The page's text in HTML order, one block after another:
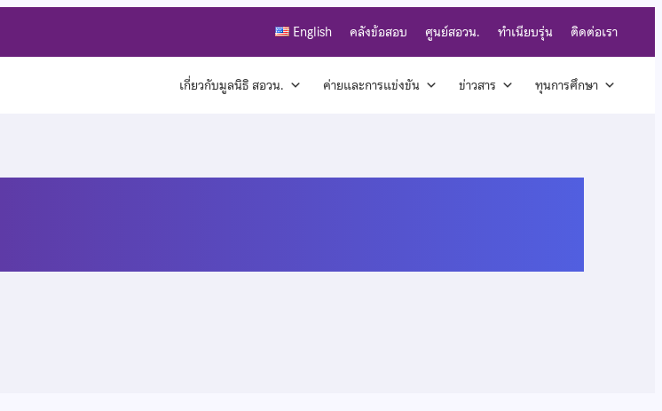
English คลังข้อสอบ ศูนย์สอวน. ทำเนียบรุ่น ติดต่อเรา
เกี่ยวกับมูลนิธิ สอวน. ค่ายและการแข่งขัน ข่าวสาร ทุนการศึกษา